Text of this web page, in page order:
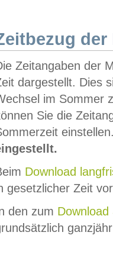
der
Zeitangaben der
dargestellt. Dies
im Sommer
Sie die
Download
gesetzlicher Zeit
den zum Download